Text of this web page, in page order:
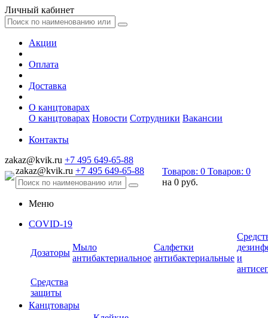
Личный кабинет
Акции
Оплата
Доставка
О канцтоварах
О канцтоварах Новости Сотрудники Вакансии
Контакты
zakaz@kvik.ru +7 495 649-65-88
zakaz@kvik.ru +7 495 649-65-88 Товаров: 0 Товаров: 0
на 0 руб.
Меню
COVID-19
Дозаторы
Мыло
антибактериальное
Салфетки
антибактериальные и
Средства
защиты
Канцтовары